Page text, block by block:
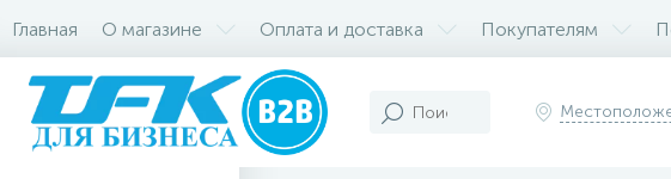
Главная О магазине Оплата и доставка Покупателям
Компьютеры и
Ноутбуки